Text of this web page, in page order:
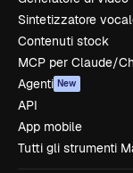
Sintetizzatore
Contenuti stock
MCP per Claude/
Agenti New
API
App mobile
Tutti gli strumenti